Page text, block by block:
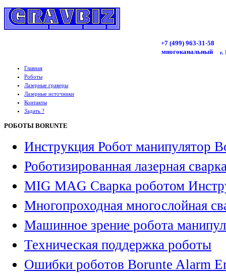
+7 (499) 963-31-58
многоканальный
г.
Главная
Роботы
Лазерные граверы
Лазерные источники
Контакты
Задать ?
РОБОТЫ BORUNTE
Инструкция Робот манипулятор
Роботизированная лазерная
MIG MAG Сварка роботом
Многопроходная многослойная
Машинное зрение робота
Техническая поддержка роботы
Ошибки роботов Borunte Alarm